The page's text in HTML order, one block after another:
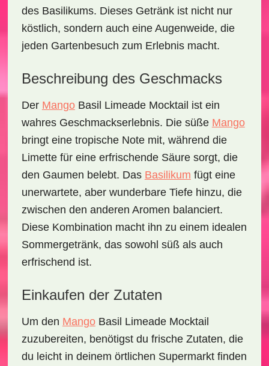
des Basilikums. Dieses Getränk ist nicht nur
köstlich, sondern auch eine Augenweide, die
jeden Gartenbesuch zum Erlebnis macht.
Beschreibung des Geschmacks
Der MangoBasil Limeade Mocktail ist ein
wahres Geschmackserlebnis. Die süße Mango
bringt eine tropische Note mit, während die
Limettefür eine erfrischende Säure sorgt, die
den Gaumen belebt. Das Basilikum fügt eine
unerwartete, aber wunderbare Tiefe hinzu, die
zwischen den anderen Aromen balanciert.
Diese Kombination macht ihn zu einem idealen
Sommergetränk, das sowohl süß als auch
erfrischend ist.
Einkaufen der Zutaten
Um den MangoBasil Limeade Mocktail
zuzubereiten, benötigst du frische Zutaten, die
du leicht in deinem örtlichen Supermarkt finden